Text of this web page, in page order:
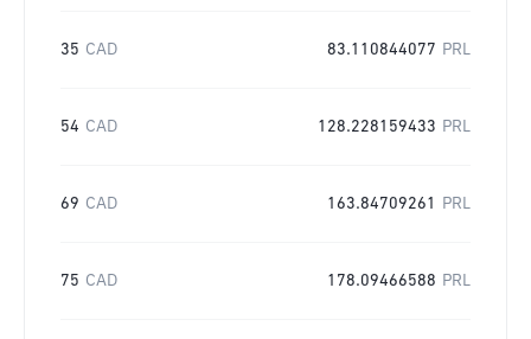
35 CAD 83.110844077 PRL
54 CAD 128.228159433 PRL
69 CAD 163.84709261 PRL
75 CAD 178.09466588 PRL